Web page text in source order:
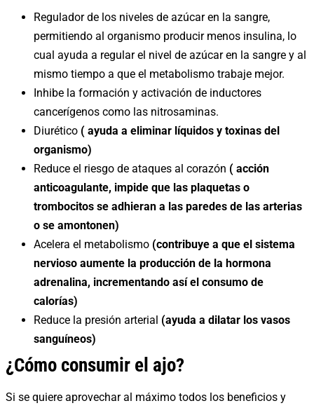
Regulador de los niveles de azúcar en la sangre,
permitiendo al organismo producir menos insulina, lo
cual ayuda a regular el nivel de azúcar en la sangre y al
mismo tiempo a que el metabolismo trabaje mejor.
Inhibe la formación y activación de inductores
cancerígenos como las nitrosaminas.
Diurético ( ayuda a eliminar líquidos y toxinas del
organismo)
Reduce el riesgo de ataques al corazón ( acción
anticoagulante, impide que las plaquetas o
trombocitos se adhieran a las paredes de las arterias
o se amontonen)
Acelera el metabolismo (contribuye a que el sistema
nervioso aumente la producción de la hormona
adrenalina, incrementando así el consumo de
calorías)
Reduce la presión arterial (ayuda a dilatar los vasos
sanguíneos)
¿Cómo consumir el ajo?
Si se quiere aprovechar al máximo todos los beneficios y